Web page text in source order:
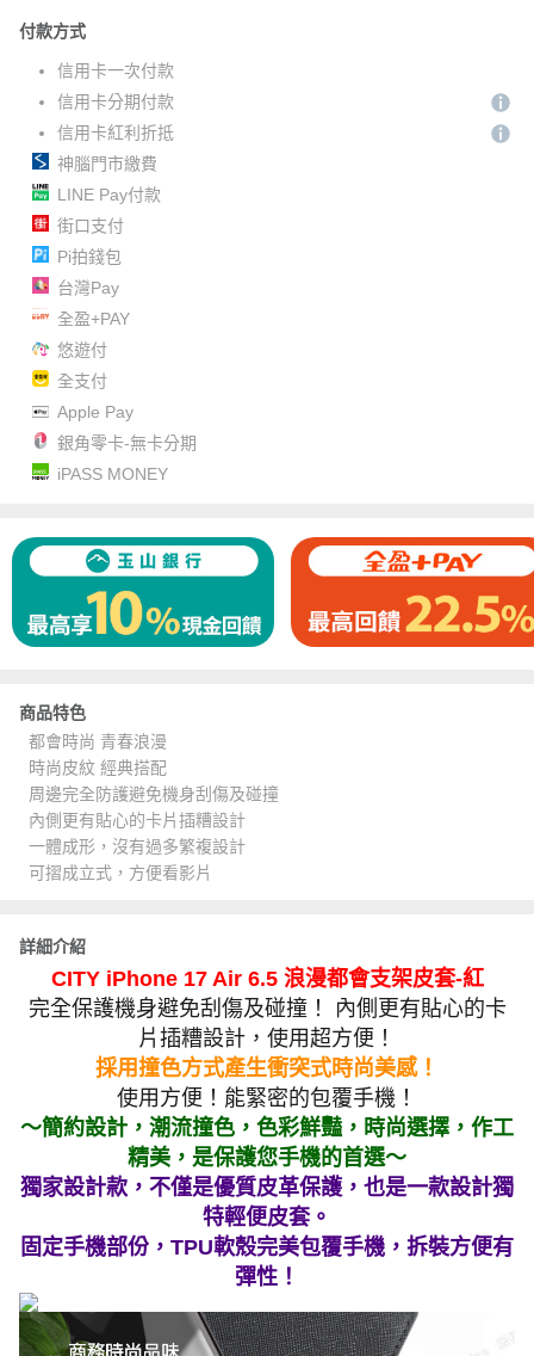
付款方式
信用卡一次付款
信用卡分期付款
信用卡紅利折抵
神腦門市繳費
LINE Pay付款
街口支付
Pi拍錢包
台灣Pay
全盈+PAY
悠遊付
全支付
Apple Pay
銀角零卡-無卡分期
iPASS MONEY
商品特色
都會時尚 青春浪漫
時尚皮紋 經典搭配
周邊完全防護避免機身刮傷及碰撞
內側更有貼心的卡片插糟設計
一體成形，沒有過多繁複設計
可摺成立式，方便看影片
詳細介紹
CITY iPhone 17 Air 6.5 浪漫都會支架皮套-紅
完全保護機身避免刮傷及碰撞！ 內側更有貼心的卡
片插糟設計，使用超方便！
採用撞色方式產生衝突式時尚美感！
使用方便！能緊密的包覆手機！
～簡約設計，潮流撞色，色彩鮮豔，時尚選擇，作工
精美，是保護您手機的首選～
獨家設計款，不僅是優質皮革保護，也是一款設計獨
特輕便皮套。
固定手機部份，TPU軟殼完美包覆手機，拆裝方便有
彈性！